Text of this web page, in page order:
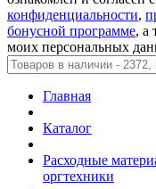
конфиденциальности,
бонусной программе, а
моих персональных
Главная
Каталог
Расходные
оргтехники